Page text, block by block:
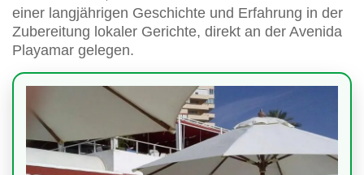
einer langjährigen Geschichte und Erfahrung in der
Zubereitung lokaler Gerichte, direkt an der Avenida
Playamar gelegen.